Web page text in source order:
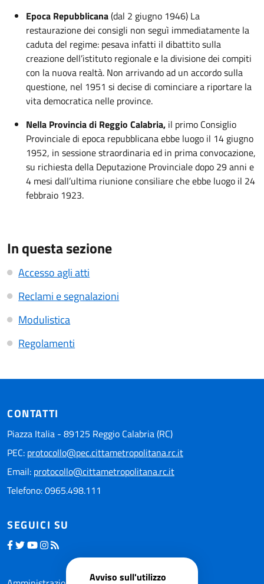
Epoca Repubblicana(dal 2 giugno 1946) La
restaurazione dei consigli non seguì immediatamente la
caduta del regime: pesava infatti il dibattito sulla
creazione dell’istituto regionale e la divisione dei compiti
con la nuova realtà. Non arrivando ad un accordo sulla
questione, nel 1951 si decise di cominciare a riportare la
vita democratica nelle province.
Nella Provincia di Reggio Calabria, il primo Consiglio
Provinciale di epoca repubblicana ebbe luogo il 14 giugno
1952, in sessione straordinaria ed in prima convocazione,
su richiesta della Deputazione Provinciale dopo 29 anni e
4 mesi dall’ultima riunione consiliare che ebbe luogo il 24
febbraio 1923.
In questa sezione
Accesso agli atti
Reclami e segnalazioni
Modulistica
Regolamenti
CONTATTI
Piazza Italia - 89125 Reggio Calabria (RC)
PEC: protocollo@pec.cittametropolitana.rc.it
Email: protocollo@cittametropolitana.rc.it
Telefono: 0965.498.111
SEGUICI SU
Avviso sull'utilizzo